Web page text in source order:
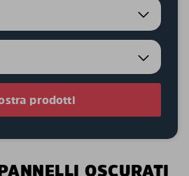
prodotti
OSCURATI